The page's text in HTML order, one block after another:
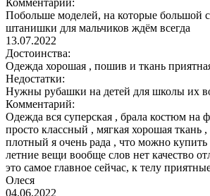
Побольше моделей, на которые большой
штанишки для мальчиков ждём всегда
13.07.2022
Достоинства:
Одежда хорошая , пошив и ткань
Недостатки:
Нужны рубашки на детей для школы их
Комментарий:
Одежда вся суперская , брала костюм на
просто классный , мягкая хорошая ткань
плотный я очень рада , что можно
летние вещи вообще слов нет качество
это самое главное сейчас, к телу
Олеся
04.06.2022